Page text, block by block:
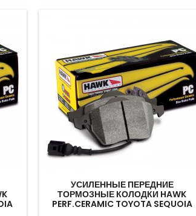
УСИЛЕННЫЕ ПЕРЕДНИЕ
ТОРМОЗНЫЕ КОЛОДКИ HAWK
PERF.CERAMIC TOYOTA SEQUOIA